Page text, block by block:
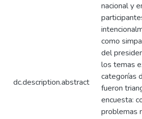
dc.description.abstract
nacional y
como
del
los temas
categorías
fueron
encuesta:
problemas